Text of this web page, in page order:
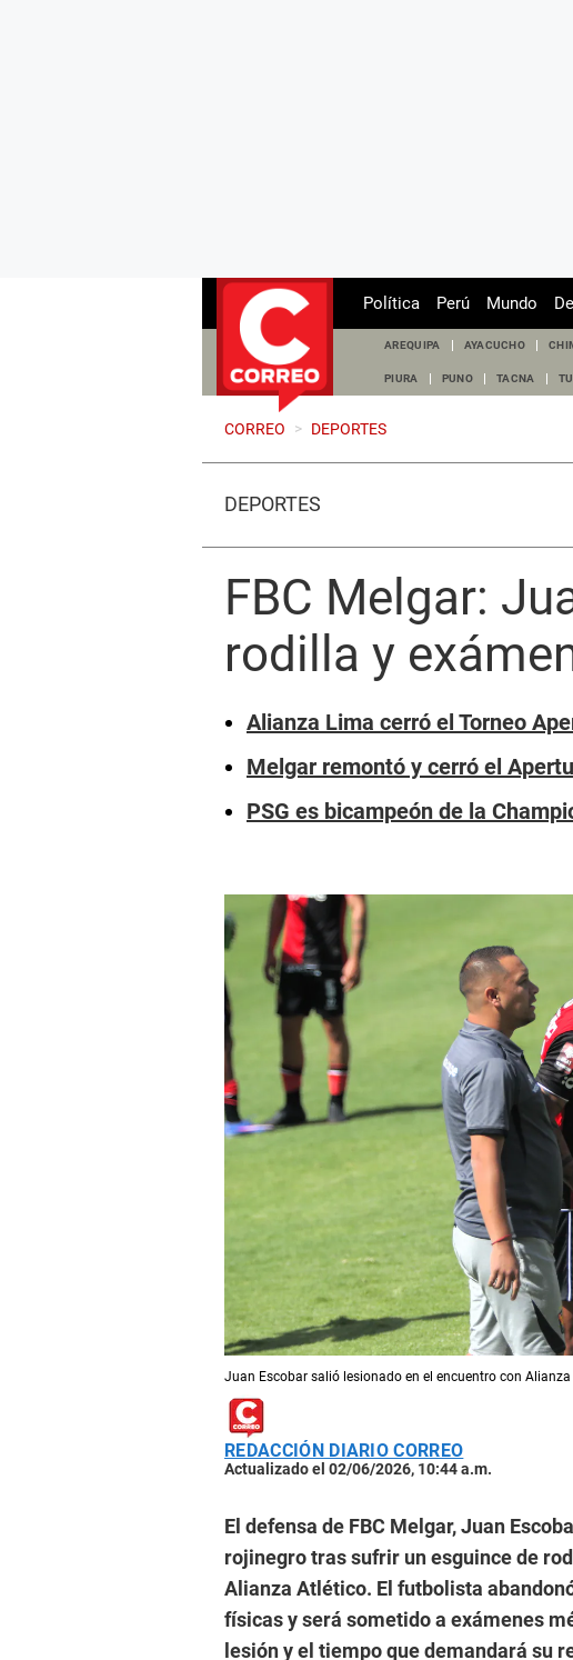
Política Perú Mundo
AREQUIPA AYACUCHO
PIURA PUNO TACNA
CORREO > DEPORTES
DEPORTES
FBC Melgar:
rodilla y
Alianza Lima cerró el Torneo
Melgar remontó y cerró el
PSG es bicampeón de la
Juan Escobar salió lesionado en el encuentro con Alianza
REDACCIÓN DIARIO CORREO
Actualizado el 02/06/2026, 10:44 a.m.
El defensa de FBC Melgar, Juan
rojinegro tras sufrir un esguince de
Alianza Atlético. El futbolista
físicas y será sometido a exámenes
lesión y el tiempo que demandará su